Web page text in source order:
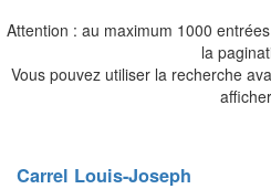
Attention : au maximum 1000
la
Vous pouvez utiliser la recherche
Carrel Louis-Joseph